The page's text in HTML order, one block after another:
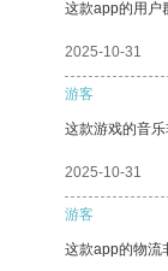
这款app的用户
2025-10-31
游客
这款游戏的音乐
2025-10-31
游客
这款app的物流